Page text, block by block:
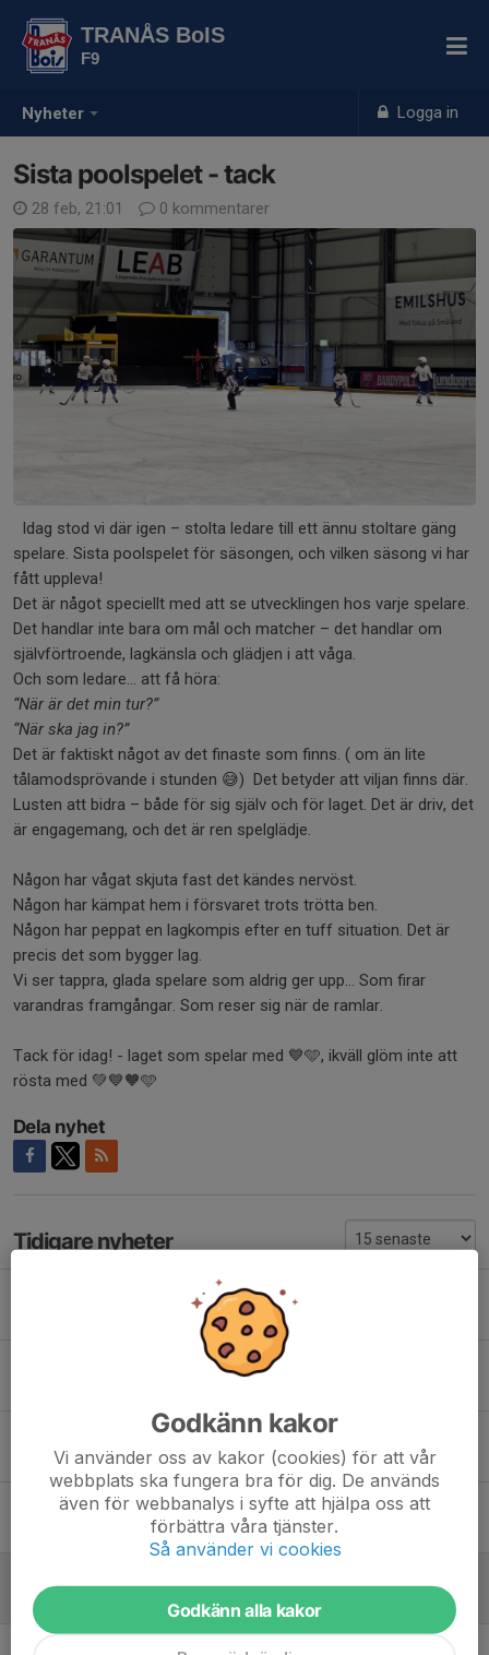
Nyheter Logga in
TRANÅS BoIS
F9
Sista poolspelet - tack
28 feb, 21:01 0 kommentarer
Idag stod vi där igen – stolta ledare till ett ännu stoltare gäng
spelare. Sista poolspelet för säsongen, och vilken säsong vi har
fått uppleva!
Det är något speciellt med att se utvecklingen hos varje spelare.
Det handlar inte bara om mål och matcher – det handlar om
självförtroende, lagkänsla och glädjen i att våga.
Och som ledare… att få höra:
“När är det min tur?”
“När ska jag in?”
Det är faktiskt något av det finaste som finns. ( om än lite
tålamodsprövande i stunden 😅) Det betyder att viljan finns där.
Lusten att bidra – både för sig själv och för laget. Det är driv, det
är engagemang, och det är ren spelglädje.
Någon har vågat skjuta fast det kändes nervöst.
Någon har kämpat hem i försvaret trots trötta ben.
Någon har peppat en lagkompis efter en tuff situation. Det är
precis det som bygger lag.
Vi ser tappra, glada spelare som aldrig ger upp... Som firar
varandras framgångar. Som reser sig när de ramlar.
Tack för idag! - laget som spelar med 💙🩵, ikväll glöm inte att
rösta med 💚💙🧡🩵
Dela nyhet
Tidigare nyheter
" kom och köp..."
0
På återseende
9 mar, 19:43 4
Sista poolspelet
28 feb, 21:46 0
28 feb, 21:01 0
Sista poolspelet
Godkänn kakor
Vi använder oss av kakor (cookies) för att vår
webbplats ska fungera bra för dig. De används
även för webbanalys i syfte att hjälpa oss att
förbättra våra tjänster.
Så använder vi cookies
Godkänn alla kakor